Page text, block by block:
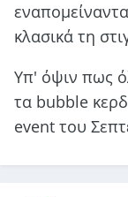
κλασικά τη
Yπ' όψιν πως
τα bubble
event του